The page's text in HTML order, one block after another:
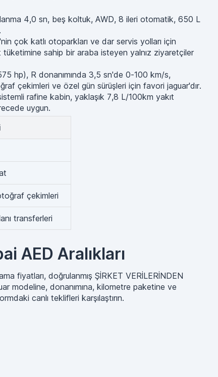
4,0 sn, beş koltuk, AWD, 8 ileri otomatik, 650 L
çok katlı otoparkları ve dar servis yolları için
sahip bir araba isteyen yalnız ziyaretçiler
hp), R donanımında 3,5 sn'de 0-100 km/s,
çekimleri ve özel gün sürüşleri için favori jaguar'dır.
rafine kabin, yaklaşık 7,8 L/100km yakıt
uygun.
çekimleri
transferleri
AED Aralıkları
fiyatları, doğrulanmış ŞİRKET VERİLERİNDEN
modeline, donanımına, kilometre paketine ve
canlı teklifleri karşılaştırın.